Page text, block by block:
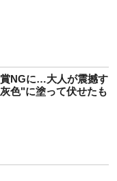
NGに…大人が震撼す
色"に塗って伏せたも